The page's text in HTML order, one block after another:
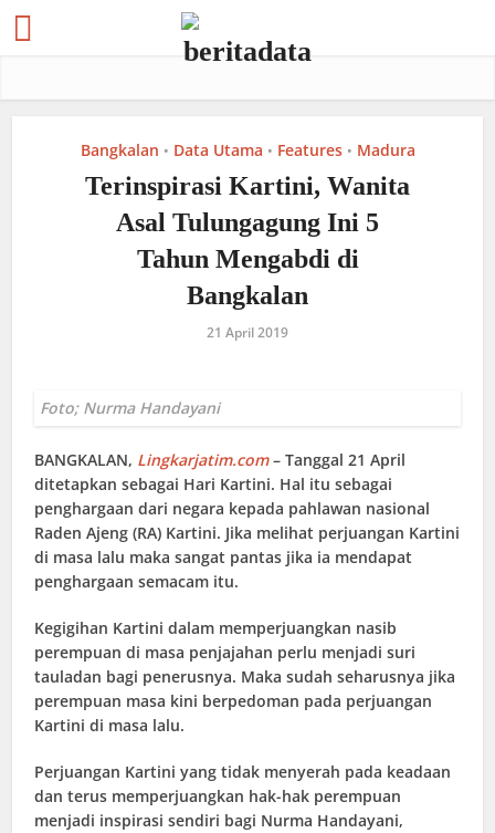
Bangkalan • Data Utama • Features • Madura
Terinspirasi Kartini, Wanita
Asal Tulungagung Ini 5
Tahun Mengabdi di
Bangkalan
21 April 2019
Foto; Nurma Handayani
BANGKALAN, Lingkarjatim.com– Tanggal 21 April
ditetapkan sebagai Hari Kartini. Hal itu sebagai
penghargaan dari negara kepada pahlawan nasional
Raden Ajeng (RA) Kartini. Jika melihat perjuangan Kartini
di masa lalu maka sangat pantas jika ia mendapat
penghargaan semacam itu.
Kegigihan Kartini dalam memperjuangkan nasib
perempuan di masa penjajahan perlu menjadi suri
tauladan bagi penerusnya. Maka sudah seharusnya jika
perempuan masa kini berpedoman pada perjuangan
Kartini di masa lalu.
Perjuangan Kartini yang tidak menyerah pada keadaan
dan terus memperjuangkan hak-hak perempuan
menjadi inspirasi sendiri bagi Nurma Handayani,